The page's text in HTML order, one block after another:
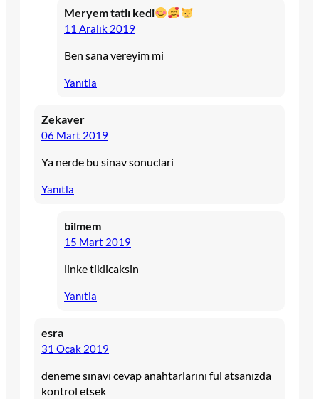
Meryem tatlı kedi
11 Aralık 2019
Ben sana vereyim mi
Yanıtla
Zekaver
06 Mart 2019
Ya nerde bu sinav sonuclari
Yanıtla
bilmem
15 Mart 2019
linke tiklicaksin
Yanıtla
esra
31 Ocak 2019
deneme sınavı cevap anahtarlarını ful atsanızda
kontrol etsek